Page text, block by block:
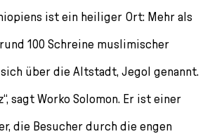
ist ein heiliger Ort: Mehr als
100 Schreine muslimischer
über die Altstadt, Jegol genannt.
sagt Worko Solomon. Er ist einer
die Besucher durch die engen